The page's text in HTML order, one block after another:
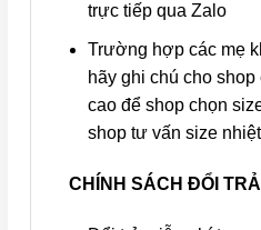
trực tiếp qua Zalo
Trường hợp các mẹ
hãy ghi chú cho
cao để shop chọn
shop tư vấn size
CHÍNH SÁCH ĐỔI